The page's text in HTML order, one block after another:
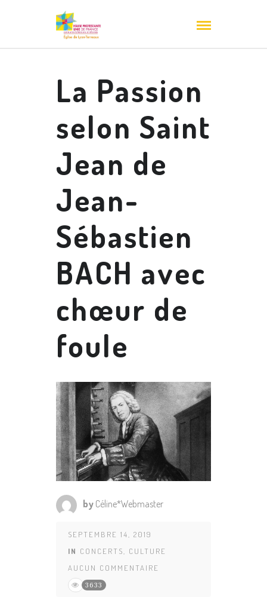
La Passion
selon Saint
Jean de
Jean-
Sébastien
BACH avec
chœur de
foule
by Céline*Webmaster
SEPTEMBRE 14, 2019
IN CONCERTS, CULTURE
AUCUN COMMENTAIRE
3633